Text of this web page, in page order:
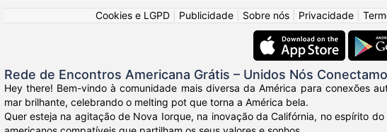
Cookies e LGPD
Publicidade Sobre nós Privacidade
Rede de Encontros Americana Grátis – Unidos Nós
Hey there! Bem-vindo à comunidade mais diversa da América para conexões
mar brilhante, celebrando o melting pot que torna a América bela.
Quer esteja na agitação de Nova Iorque, na inovação da Califórnia, no espírito